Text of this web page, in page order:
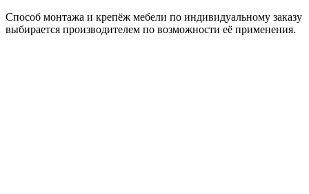
Способ монтажа и крепёж мебели по индивидуальному заказу
выбирается производителем по возможности её применения.